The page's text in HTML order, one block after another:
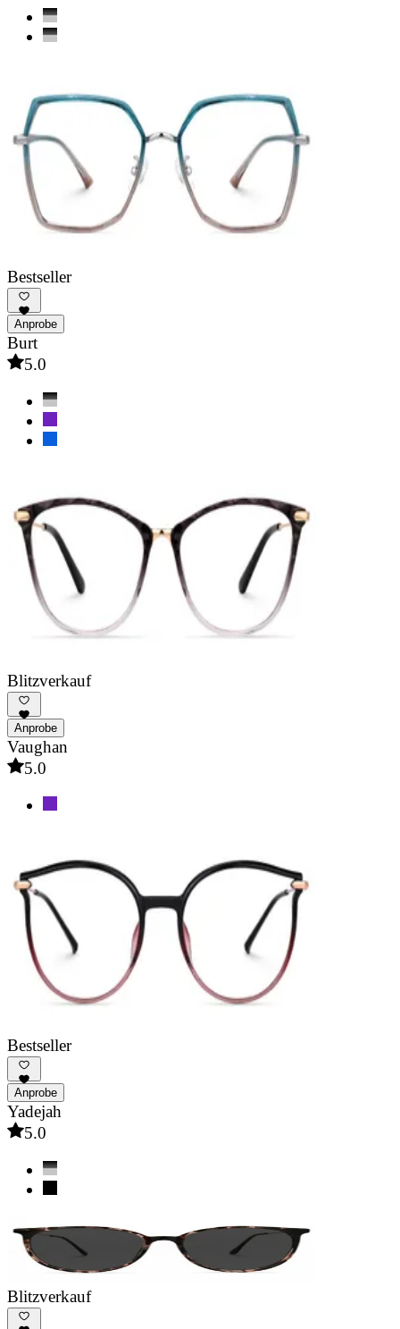
Bestseller
Anprobe
Burt
5.0
Blitzverkauf
Anprobe
Vaughan
5.0
Bestseller
Anprobe
Yadejah
5.0
Blitzverkauf